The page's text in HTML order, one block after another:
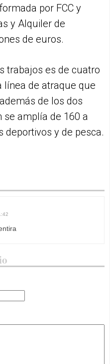
por FCC y
y Alquiler de
de euros.
trabajos es de cuatro
línea de atraque que
de los dos
se amplía de 160 a
deportivos y de pesca.